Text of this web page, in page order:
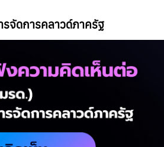
จัดการคลาวด์ภาครัฐ